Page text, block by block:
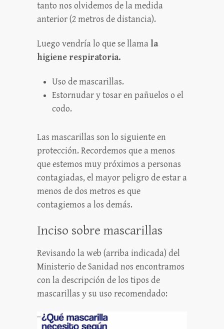
tanto nos olvidemos de la medida
anterior (2 metros de distancia).
Luego vendría lo que se llama la
higiene respiratoria.
Uso de mascarillas.
Estornudar y tosar en pañuelos o el
codo.
Las mascarillas son lo siguiente en
protección. Recordemos que a menos
que estemos muy próximos a personas
contagiadas, el mayor peligro de estar a
menos de dos metros es que
contagiemos a los demás.
Inciso sobre mascarillas
Revisando la web (arriba indicada) del
Ministerio de Sanidad nos encontramos
con la descripción de los tipos de
mascarillas y su uso recomendado: